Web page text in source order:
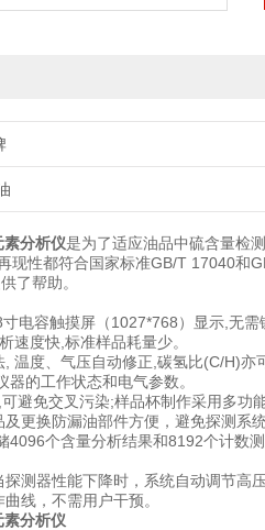
素分析仪是为了适应油品中硫含量检
现性都符合国家标准GB/T 17040和
了帮助。
电容触摸屏（1027*768）显示,无需
速度快,标准样品耗量少。
温度、气压自动修正,碳氢比(C/H)亦
的工作状态和电气参数。
避免交叉污染;样品杯制作采用多功
更换防漏油部件方便，避免探测系
4096个含量分析结果和8192个计数
测器性能下降时，系统自动调节高压
线，不需用户干预。
素分析仪